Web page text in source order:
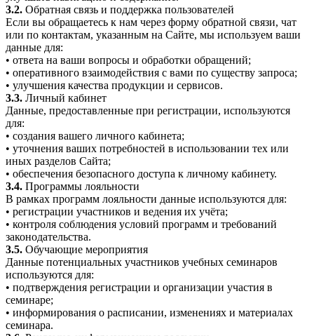
3.2. Обратная связь и поддержка пользователей
Если вы обращаетесь к нам через форму обратной связи, чат
или по контактам, указанным на Сайте, мы используем ваши
данные для:
• ответа на ваши вопросы и обработки обращений;
• оперативного взаимодействия с вами по существу запроса;
• улучшения качества продукции и сервисов.
3.3. Личный кабинет
Данные, предоставленные при регистрации, используются
для:
• создания вашего личного кабинета;
• уточнения ваших потребностей в использовании тех или
иных разделов Сайта;
• обеспечения безопасного доступа к личному кабинету.
3.4. Программы лояльности
В рамках программ лояльности данные используются для:
• регистрации участников и ведения их учёта;
• контроля соблюдения условий программ и требований
законодательства.
3.5. Обучающие мероприятия
Данные потенциальных участников учебных семинаров
используются для:
• подтверждения регистрации и организации участия в
семинаре;
• информирования о расписании, изменениях и материалах
семинара.